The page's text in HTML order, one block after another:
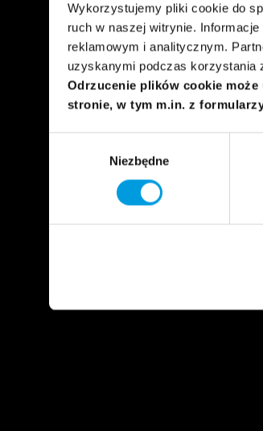
Wykorzystujemy pliki cookie do
ruch w naszej witrynie.
reklamowym i analitycznym.
uzyskanymi podczas korzystania
Odrzucenie plików cookie
stronie, w tym m.in. z
Niezbędne